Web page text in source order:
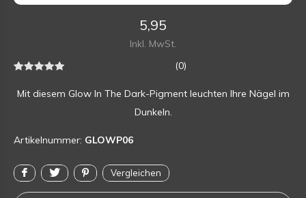
5,95
Inkl. MwSt.
(0)
Mit diesem Glow In The Dark-Pigment leuchten Ihre Nägel im
Dunkeln.
Artikelnummer: GLOWP06
Vergleichen